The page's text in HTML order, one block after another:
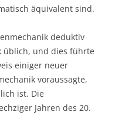
äquivalent sind.
deduktiv
üblich, und dies führte
einiger neuer
voraussagte,
ist. Die
Jahren des 20.